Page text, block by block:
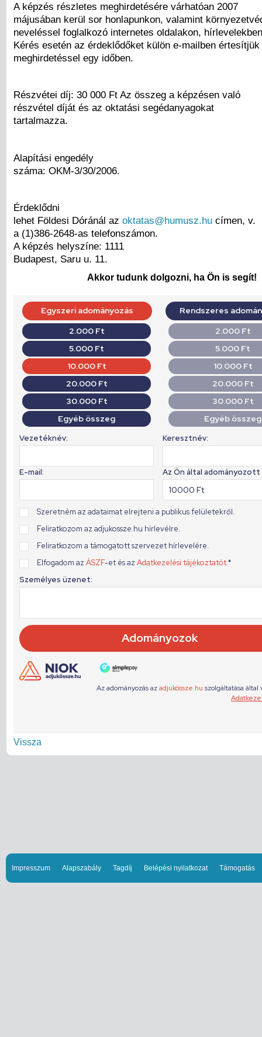
A képzés részletes meghirdetésére várhatóan 2007
májusában kerül sor honlapunkon, valamint
neveléssel foglalkozó internetes oldalakon,
Kérés esetén az érdeklődőket külön e-mailben
meghirdetéssel egy időben.
Részvétei díj: 30 000 Ft Az összeg a képzésen való
részvétel díját és az oktatási segédanyagokat
tartalmazza.
Alapítási engedély
száma: OKM-3/30/2006.
Érdeklődni
lehet Földesi Dóránál az oktatas@humusz.hu címen, v.
a (1)386-2648-as telefonszámon.
A képzés helyszíne: 1111
Budapest, Saru u. 11.
Akkor tudunk dolgozni, ha Ön is segít!
Vissza
Impresszum Alapszabály Tagdíj Belépési nyilatkozat Támogatás